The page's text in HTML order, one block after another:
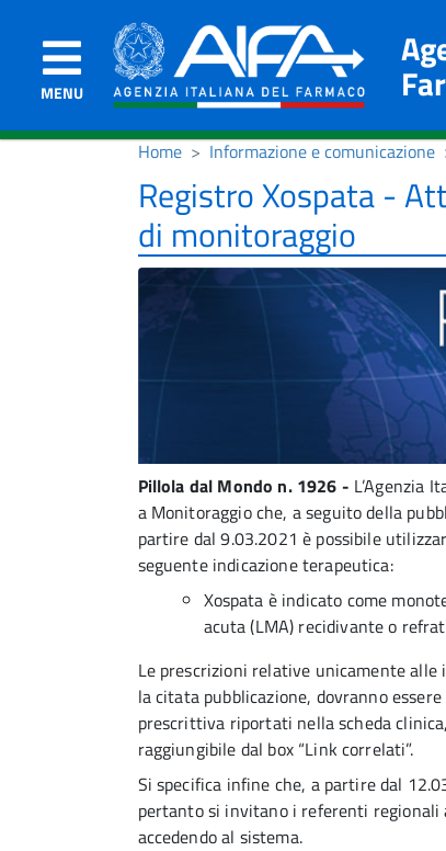
MENU
Home Informazione e comunicazione
Registro Xospata -
di monitoraggio
Pillola dal Mondo n. 1926 - L’Agenzia
a Monitoraggio che, a seguito della
partire dal 9.03.2021 è possibile
seguente indicazione terapeutica:
Xospata è indicato come
acuta (LMA) recidivante o
Le prescrizioni relative unicamente
la citata pubblicazione, dovranno
prescrittiva riportati nella scheda
raggiungibile dal box “Link correlati”.
Si specifica infine che, a partire dal
pertanto si invitano i referenti regionali
accedendo al sistema.